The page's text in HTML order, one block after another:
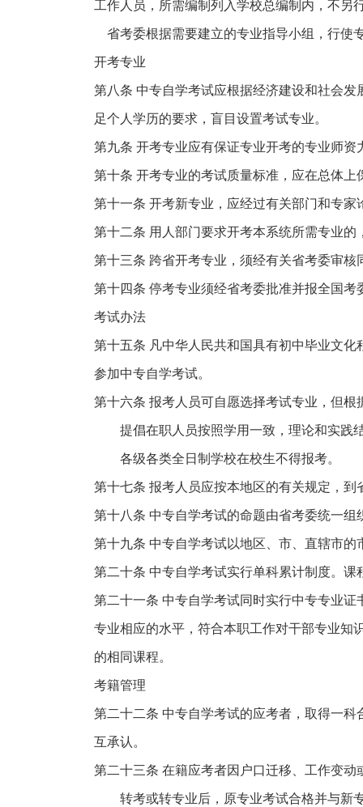
工作人员，所需编制列入学校总编制内，不另
省考委根据需要建立的专业指导小组，行使
开考专业
第八条 中专自学考试应根据经济建设和社会
足个人学历的要求，盲目设置考试专业。
第九条 开考专业应有保证专业开考的专业师
第十条 开考专业的考试质量标准，应在总体
第十一条 开考新专业，应经过有关部门和专
第十二条 用人部门要求开考本系统所需专业
第十三条 跨省开考专业，须经有关省考委审
第十四条 停考专业须经省考委批准并报全国考
考试办法
第十五条 凡中华人民共和国具有初中毕业文
参加中专自学考试。
第十六条 报考人员可自愿选择考试专业，但
提倡在职人员按照学用一致，理论和实践
各级各类全日制学校在校生不得报考。
第十七条 报考人员应按本地区的有关规定，
第十八条 中专自学考试的命题由省考委统一
第十九条 中专自学考试以地区、市、直辖市
第二十条 中专自学考试实行单科累计制度。
第二十一条 中专自学考试同时实行中专专业
专业相应的水平，符合本职工作对干部专业知
的相同课程。
考籍管理
第二十二条 中专自学考试的应考者，取得一
互承认。
第二十三条 在籍应考者因户口迁移、工作变
转考或转专业后，原专业考试合格并与新专